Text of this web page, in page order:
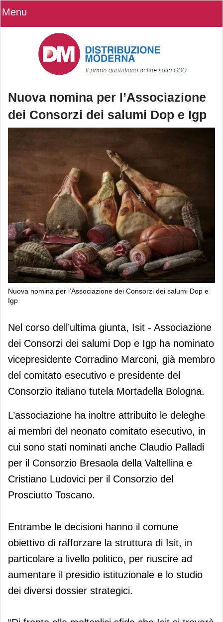
Menu
Nuova nomina per l’Associazione
dei Consorzi dei salumi Dop e Igp
Nuova nomina per l’Associazione dei Consorzi dei salumi Dop e
Igp
Nuova nomina per l’Associazione dei
Consorzi dei salumi Dop e Igp
Nel corso dell’ultima giunta, Isit - Associazione
dei Consorzi dei salumi Dop e Igp ha nominato
vicepresidente Corradino Marconi, già membro
del comitato esecutivo e presidente del
Consorzio italiano tutela Mortadella Bologna.
L’associazione ha inoltre attribuito le deleghe
ai membri del neonato comitato esecutivo, in
cui sono stati nominati anche Claudio Palladi
per il Consorzio Bresaola della Valtellina e
Cristiano Ludovici per il Consorzio del
Prosciutto Toscano.
Entrambe le decisioni hanno il comune
obiettivo di rafforzare la struttura di Isit, in
particolare a livello politico, per riuscire ad
aumentare il presidio istituzionale e lo studio
dei diversi dossier strategici.